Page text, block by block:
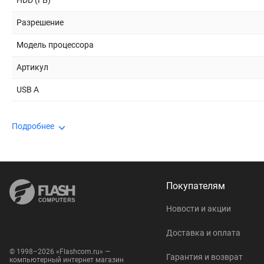
Разрешение
Модель процессора
Артикул
USB A
Подробнее
© 1998–2026 «Flashcom.ru» —
компьютерный интернет магазин
Покупателям
Новости и акции
Доставка и оплата
Гарантия и возврат